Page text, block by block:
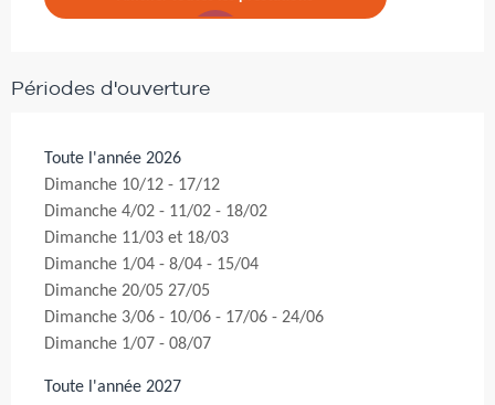
Périodes d'ouverture
Toute l'année 2026
Dimanche 10/12 - 17/12
Dimanche 4/02 - 11/02 - 18/02
Dimanche 11/03 et 18/03
Dimanche 1/04 - 8/04 - 15/04
Dimanche 20/05 27/05
Dimanche 3/06 - 10/06 - 17/06 - 24/06
Dimanche 1/07 - 08/07
Toute l'année 2027